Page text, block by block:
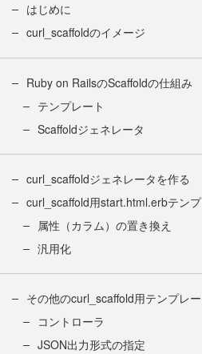
はじめに
curl_scaffoldのイメージ
Ruby on RailsのScaffoldの仕組み
テンプレート
Scaffoldジェネレータ
curl_scaffoldジェネレータを作る
curl_scaffold用start.html.erbテン
属性（カラム）の置き換え
汎用化
その他のcurl_scaffold用テンプレ
コントローラ
JSON出力形式の指定